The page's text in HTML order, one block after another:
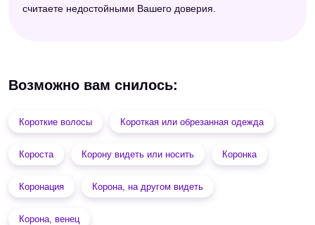
считаете недостойными Вашего доверия.
Возможно вам снилось:
Короткие волосы Короткая или обрезанная одежда
Короста Корону видеть или носить Коронка
Коронация Корона, на другом видеть
Корона, венец